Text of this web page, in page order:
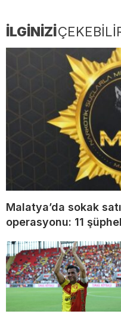
İLGİNİZİ
Malatya’da sokak
operasyonu: 11